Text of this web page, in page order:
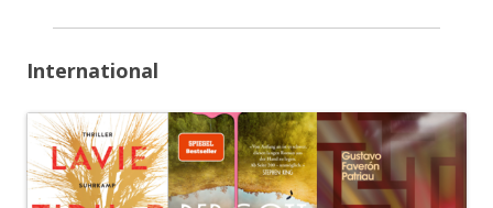
International